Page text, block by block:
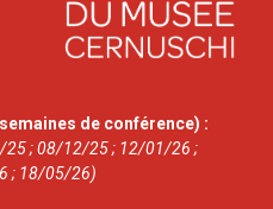
de conférence) :
25 ; 08/12/25 ; 12/01/26 ;
; 18/05/26)